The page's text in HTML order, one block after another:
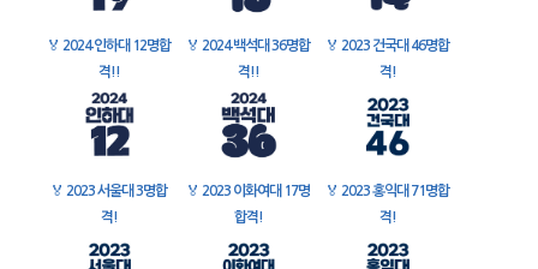
🏅 2024 인하대 12명합
격!!
🏅 2024 백석대 36명합
격!!
🏅 2023 건국대 46명합
격!
🏅 2023 서울대 3명합
격!
🏅 2023 이화여대 17명
합격!
🏅 2023 홍익대 71명합
격!